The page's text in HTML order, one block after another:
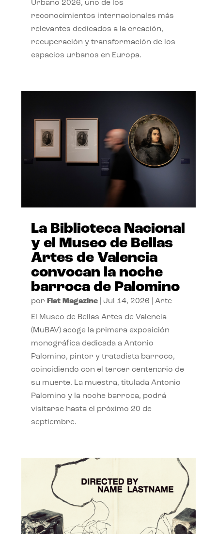
Urbano 2026, uno de los
reconocimientos internacionales más
relevantes dedicados a la creación,
recuperación y transformación de los
espacios urbanos en Europa.
La Biblioteca Nacional
y el Museo de Bellas
Artes de Valencia
convocan la noche
barroca de Palomino
por Flat Magazine| Jul 14, 2026 Arte
El Museo de Bellas Artes de Valencia
(MuBAV) acoge la primera exposición
monográfica dedicada a Antonio
Palomino, pintor y tratadista barroco,
coincidiendo con el tercer centenario de
su muerte. La muestra, titulada Antonio
Palomino y la noche barroca, podrá
visitarse hasta el próximo 20 de
septiembre.